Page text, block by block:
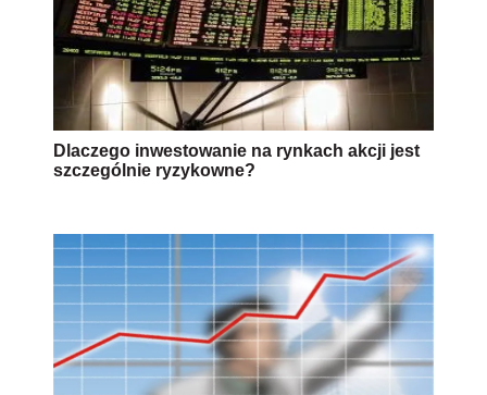
Dlaczego inwestowanie na rynkach akcji jest
szczególnie ryzykowne?